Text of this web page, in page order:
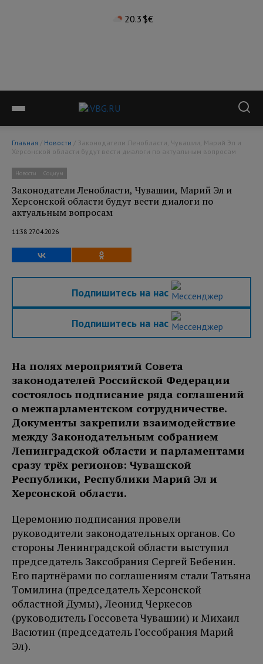
20.3°$€
Главная / Новости
Херсонской области будут вести диалоги по актуальным вопросам
Новости Социум
Законодатели Ленобласти, Чувашии, Марий Эл и
Херсонской области будут вести диалоги по
актуальным вопросам
11:38 27.04.2026
Подпишитесь на нас
Подпишитесь на нас
На полях мероприятий Совета
законодателей Российской Федерации
состоялось подписание ряда соглашений
о межпарламентском сотрудничестве.
Документы закрепили взаимодействие
между Законодательным собранием
Ленинградской области и парламентами
сразу трёх регионов: Чувашской
Республики, Республики Марий Эл и
Херсонской области.
Церемонию подписания провели
руководители законодательных органов. Со
стороны Ленинградской области выступил
председатель Заксобрания Сергей Бебенин.
Его партнёрами по соглашениям стали Татьяна
Томилина (председатель Херсонской
областной Думы), Леонид Черкесов
(руководитель Госсовета Чувашии) и Михаил
Васютин (председатель Госсобрания Марий
Эл).